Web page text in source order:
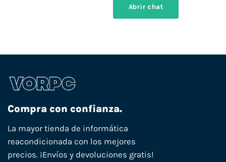
Abrir chat
Compra con confianza.
La mayor tienda de informática
reacondicionada con los mejores
precios. ¡Envíos y devoluciones gratis!